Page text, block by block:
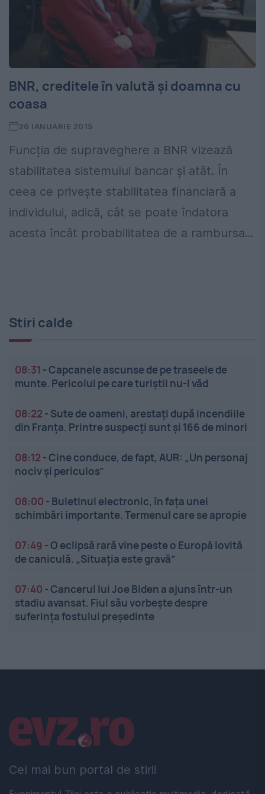
BNR, creditele în valută și doamna cu
coasa
26 IANUARIE 2015
Funcția de supraveghere a BNR vizează
stabilitatea sistemului bancar și atât. În
ceea ce privește stabilitatea financiară a
individului, adică, cât se poate îndatora
acesta încât probabilitatea de a rambursa...
Stiri calde
08:31 -Capcanele ascunse de pe traseele de
munte. Pericolul pe care turiștii nu-l văd
08:22 - Sute de oameni, arestați după incendiile
din Franța. Printre suspecți sunt și 166 de minori
08:12 -Cine conduce, de fapt, AUR: „Un personaj
nociv și periculos”
08:00 - Buletinul electronic, în fața unei
schimbări importante. Termenul care se apropie
07:49 -O eclipsă rară vine peste o Europă lovită
de caniculă. „Situația este gravă”
07:40 -Cancerul lui Joe Biden a ajuns într-un
stadiu avansat. Fiul său vorbește despre
suferința fostului președinte
Cel mai bun portal de stiri!
Linkuri utile